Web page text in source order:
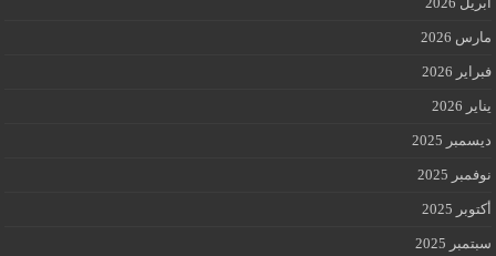
مارس 2026
فبراير 2026
يناير 2026
ديسمبر 2025
نوفمبر 2025
أكتوبر 2025
سبتمبر 2025